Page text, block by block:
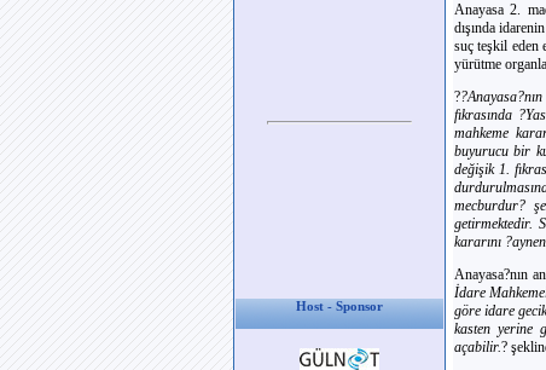
Host - Sponsor
Anayasa 2.
dışında
suç teşkil eden
yürütme
?
fıkrasında
mahkeme
buyurucu bir
değişik 1.
mecburdur?
getirmektedir.
kararını
Anayasa?nın
İdare
göre idare
kasten yerine
açabilir.?